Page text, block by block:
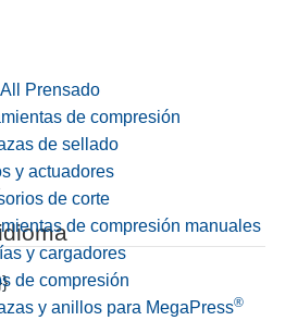
Prensado
de compresión
de sellado
y actuadores
de corte
de compresión manuales
y cargadores
de compresión
y anillos para MegaPress®